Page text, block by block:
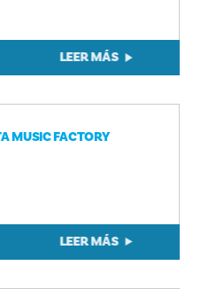
LEER MÁS
MUSIC FACTORY
LEER MÁS